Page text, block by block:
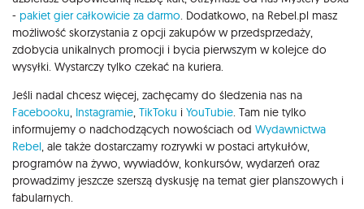
- pakiet gier całkowicie za darmo. Dodatkowo, na Rebel.pl masz
możliwość skorzystania z opcji zakupów w przedsprzedaży,
zdobycia unikalnych promocji i bycia pierwszym w kolejce do
wysyłki. Wystarczy tylko czekać na kuriera.
Jeśli nadal chcesz więcej, zachęcamy do śledzenia nas na
Facebooku, Instagramie, TikToku i YouTubie. Tam nie tylko
informujemy o nadchodzących nowościach od Wydawnictwa
Rebel, ale także dostarczamy rozrywki w postaci artykułów,
programów na żywo, wywiadów, konkursów, wydarzeń oraz
prowadzimy jeszcze szerszą dyskusję na temat gier planszowych i
fabularnych.